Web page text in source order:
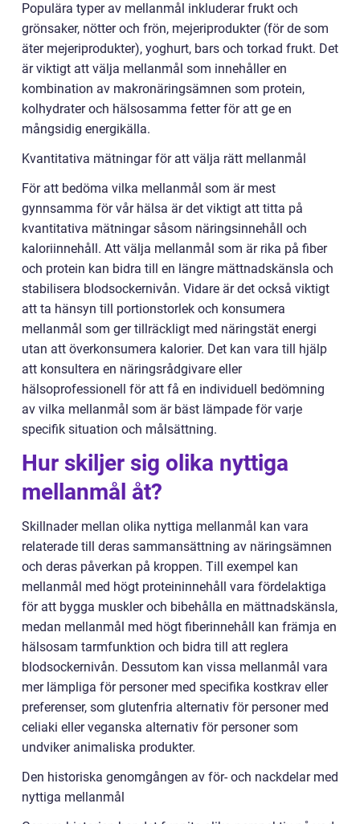
Populära typer av mellanmål inkluderar frukt och
grönsaker, nötter och frön, mejeriprodukter (för de som
äter mejeriprodukter), yoghurt, bars och torkad frukt. Det
är viktigt att välja mellanmål som innehåller en
kombination av makronäringsämnen som protein,
kolhydrater och hälsosamma fetter för att ge en
mångsidig energikälla.
Kvantitativa mätningar för att välja rätt mellanmål
För att bedöma vilka mellanmål som är mest
gynnsamma för vår hälsa är det viktigt att titta på
kvantitativa mätningar såsom näringsinnehåll och
kaloriinnehåll. Att välja mellanmål som är rika på fiber
och protein kan bidra till en längre mättnadskänsla och
stabilisera blodsockernivån. Vidare är det också viktigt
att ta hänsyn till portionstorlek och konsumera
mellanmål som ger tillräckligt med näringstät energi
utan att överkonsumera kalorier. Det kan vara till hjälp
att konsultera en näringsrådgivare eller
hälsoprofessionell för att få en individuell bedömning
av vilka mellanmål som är bäst lämpade för varje
specifik situation och målsättning.
Hur skiljer sig olika nyttiga
mellanmål åt?
Skillnader mellan olika nyttiga mellanmål kan vara
relaterade till deras sammansättning av näringsämnen
och deras påverkan på kroppen. Till exempel kan
mellanmål med högt proteininnehåll vara fördelaktiga
för att bygga muskler och bibehålla en mättnadskänsla,
medan mellanmål med högt fiberinnehåll kan främja en
hälsosam tarmfunktion och bidra till att reglera
blodsockernivån. Dessutom kan vissa mellanmål vara
mer lämpliga för personer med specifika kostkrav eller
preferenser, som glutenfria alternativ för personer med
celiaki eller veganska alternativ för personer som
undviker animaliska produkter.
Den historiska genomgången av för- och nackdelar med
nyttiga mellanmål